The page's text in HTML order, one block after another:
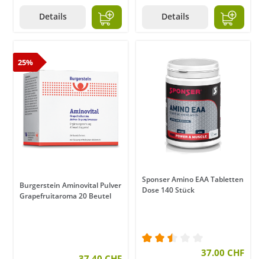
Details Details
25%
Burgerstein Aminovital Pulver
Grapefruitaroma 20 Beutel
Sponser Amino EAA Tabletten
Dose 140 Stück
Durchschnittliche
37.00 CHF